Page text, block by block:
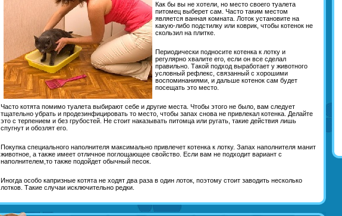
Как бы вы не хотели, но место своего туалета
питомец выберет сам. Часто таким местом
является ванная комната. Лоток установите на
какую-либо подстилку или коврик, чтобы котенок не
скользил на плитке.
Периодически подносите котенка к лотку и
регулярно хвалите его, если он все сделал
правильно. Такой подход выработает у животного
условный рефлекс, связанный с хорошими
воспоминаниями, и дальше котенок сам будет
посещать это место.
Часто котята помимо туалета выбирают себе и другие места. Чтобы этого не было, вам следует
тщательно убрать и продезинфицировать то место, чтобы запах снова не привлекал котенка. Делайте
это с терпением и без грубостей. Не стоит наказывать питомца или ругать, такие действия лишь
спугнут и обозлят его.
Покупка специального наполнителя максимально привлечет котенка к лотку. Запах наполнителя манит
животное, а также имеет отличное поглощающее свойство. Если вам не подходит вариант с
наполнителем,то также подойдет обычный песок.
Иногда особо капризные котята не ходят два раза в один лоток, поэтому стоит заводить несколько
лотков. Такие случаи исключительно редки.